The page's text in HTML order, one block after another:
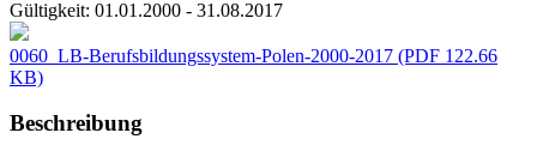
Gültigkeit: 01.01.2000 - 31.08.2017
0060_LB-Berufsbildungssystem-Polen-2000-2017 (PDF 122.66
KB)
Beschreibung